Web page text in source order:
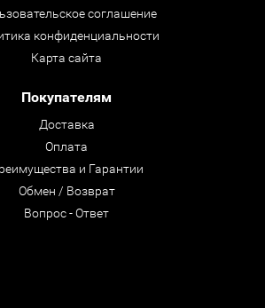
соглашение
конфиденциальности
Карта сайта
Покупателям
Доставка
Оплата
и Гарантии
Обмен / Возврат
Вопрос - Ответ